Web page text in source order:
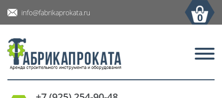
info@fabrikaprokata.ru 0